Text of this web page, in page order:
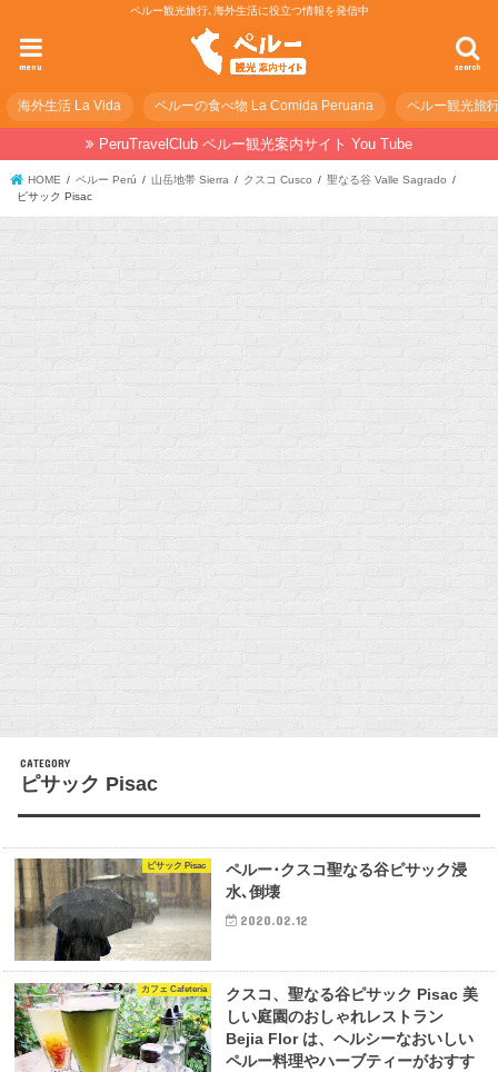
ペルー観光旅行､海外生活に役立つ情報を発信中
search
menu
海外生活 La Vida ペルーの食べ物 La Comida Peruana ペルー観光旅
PeruTravelClub ペルー観光案内サイト You Tube
HOME ペルー Perú 山岳地帯 Sierra クスコ Cusco
聖なる谷 Valle Sagrado
ピサック Pisac
ピサック Pisac
ピサック Pisac
ペルー･クスコ聖なる谷ピサック浸
水､倒壊
2020.02.12
カフェ Cafetería
クスコ、聖なる谷ピサック Pisac 美
しい庭園のおしゃれレストラン
Bejia Flor は、ヘルシーなおいしい
ペルー料理やハーブティーがおすす